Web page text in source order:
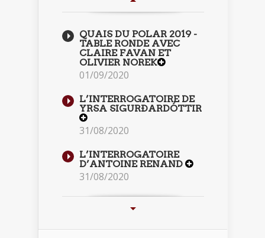
QUAIS DU POLAR 2019 -
TABLE RONDE AVEC
CLAIRE FAVAN ET
OLIVIER NOREK
01/09/2020
L’INTERROGATOIRE DE
YRSA SIGURÐARDÓTTIR
31/08/2020
L’INTERROGATOIRE
D’ANTOINE RENAND
31/08/2020